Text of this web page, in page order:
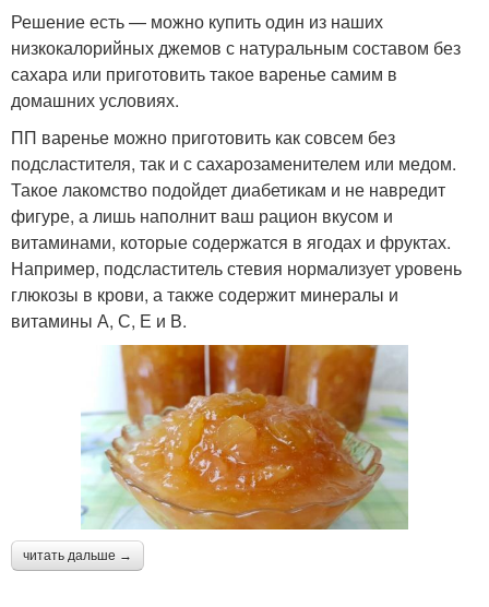
Решение есть — можно купить один из наших
низкокалорийных джемов с натуральным составом без
сахара или приготовить такое варенье самим в
домашних условиях.
ПП варенье можно приготовить как совсем без
подсластителя, так и с сахарозаменителем или медом.
Такое лакомство подойдет диабетикам и не навредит
фигуре, а лишь наполнит ваш рацион вкусом и
витаминами, которые содержатся в ягодах и фруктах.
Например, подсластитель стевия нормализует уровень
глюкозы в крови, а также содержит минералы и
витамины А, С, Е и В.
читать дальше →